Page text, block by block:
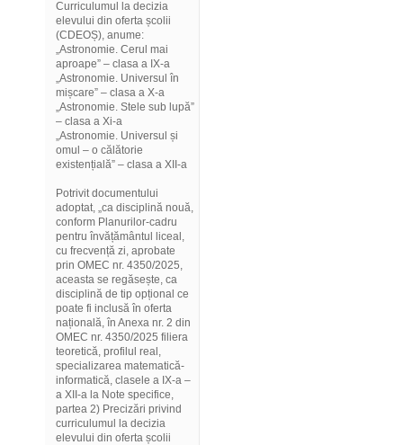
Curriculumul la decizia
elevului din oferta școlii
(CDEOȘ), anume:
„Astronomie. Cerul mai
aproape” – clasa a IX-a
„Astronomie. Universul în
mișcare” – clasa a X-a
„Astronomie. Stele sub lupă”
– clasa a Xi-a
„Astronomie. Universul și
omul – o călătorie
existențială” – clasa a XII-a
Potrivit documentului
adoptat, „ca disciplină nouă,
conform Planurilor-cadru
pentru învățământul liceal,
cu frecvență zi, aprobate
prin OMEC nr. 4350/2025,
aceasta se regăsește, ca
disciplină de tip opțional ce
poate fi inclusă în oferta
națională, în Anexa nr. 2 din
OMEC nr. 4350/2025 filiera
teoretică, profilul real,
specializarea matematică-
informatică, clasele a IX-a –
a XII-a la Note specifice,
partea 2) Precizări privind
curriculumul la decizia
elevului din oferta școlii